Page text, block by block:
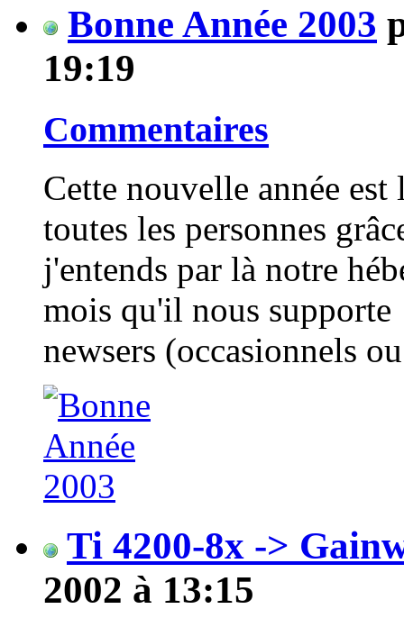
Bonne Année 2003
19:19
Commentaires
Cette nouvelle année
toutes les personnes
j'entends par là notre
mois qu'il nous supporte
newsers (occasionnels
Ti 4200-8x ->
2002 à 13:15